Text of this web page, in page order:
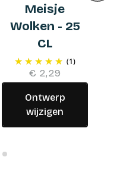
Meisje
Wolken - 25
CL
(1)
€ 2,29
Ontwerp
wijzigen